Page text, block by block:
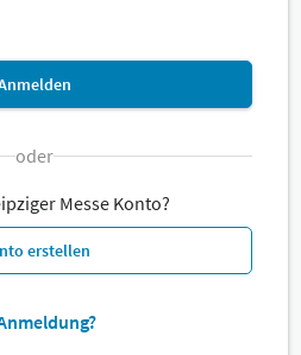
oder
Messe Konto?
erstellen